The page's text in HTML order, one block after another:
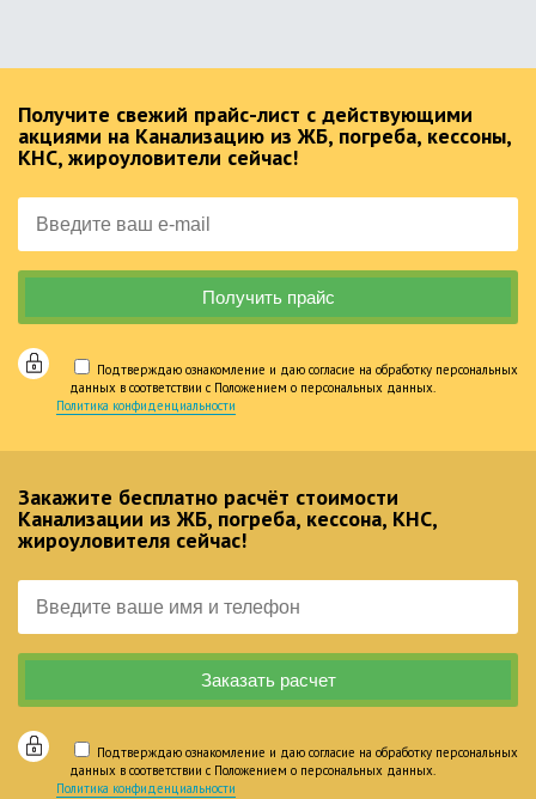
Получите свежий прайс-лист с действующими
акциями на Канализацию из ЖБ, погреба, кессоны,
КНС, жироуловители сейчас!
Подтверждаю ознакомление и даю согласие на обработку персональных
данных в соответствии с Положением о персональных данных.
Политика конфиденциальности
Закажите бесплатно расчёт стоимости
Канализации из ЖБ, погреба, кессона, КНС,
жироуловителя сейчас!
Подтверждаю ознакомление и даю согласие на обработку персональных
данных в соответствии с Положением о персональных данных.
Политика конфиденциальности